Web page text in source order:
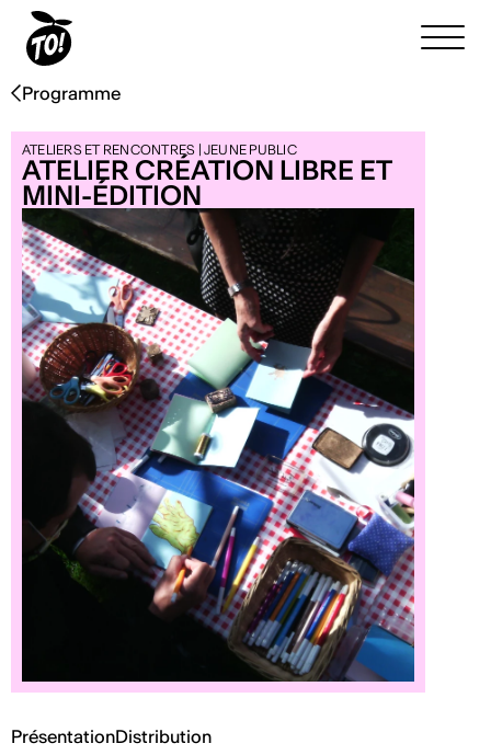
Programme
ATELIERS ET RENCONTRES | JEUNE PUBLIC
ATELIER CRÉATION LIBRE ET
MINI-ÉDITION
PrésentationDistribution